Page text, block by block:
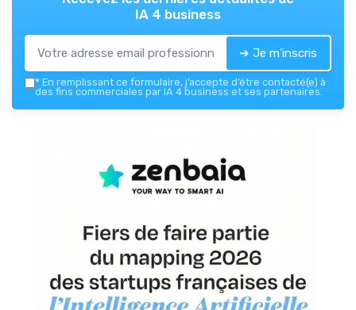
IA 4 business
➔ Je m'inscris
* En remplissant ce formulaire, j’accepte d’être contacté(e) à
des fins commerciales par IA 4 business et ses partenaires.